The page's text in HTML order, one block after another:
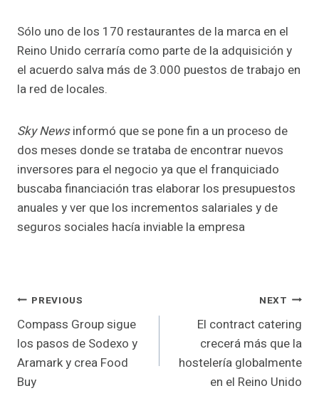
Sólo uno de los 170 restaurantes de la marca en el
Reino Unido cerraría como parte de la adquisición y
el acuerdo salva más de 3.000 puestos de trabajo en
la red de locales.
Sky Newsinformó que se pone fin a un proceso de
dos meses donde se trataba de encontrar nuevos
inversores para el negocio ya que el franquiciado
buscaba financiación tras elaborar los presupuestos
anuales y ver que los incrementos salariales y de
seguros sociales hacía inviable la empresa
Post
navigation
PREVIOUS
Compass Group sigue
los pasos de Sodexo y
Aramark y crea Food
Buy
NEXT
El contract catering
crecerá más que la
hostelería globalmente
en el Reino Unido